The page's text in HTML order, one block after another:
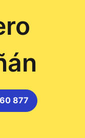
877